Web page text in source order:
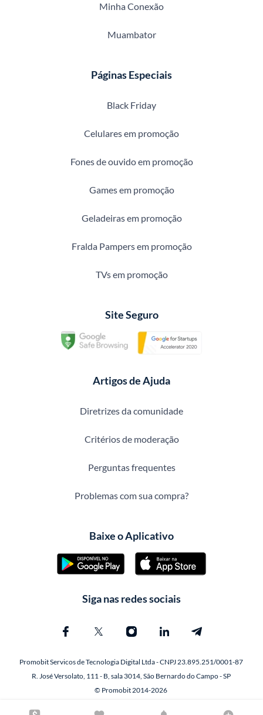
Minha Conexão
Muambator
Páginas Especiais
Black Friday
Celulares em promoção
Fones de ouvido em promoção
Games em promoção
Geladeiras em promoção
Fralda Pampers em promoção
TVs em promoção
Site Seguro
Artigos de Ajuda
Diretrizes da comunidade
Critérios de moderação
Perguntas frequentes
Problemas com sua compra?
Baixe o Aplicativo
Siga nas redes sociais
Promobit Servicos de Tecnologia Digital Ltda - CNPJ 23.895.251/0001-87
R. José Versolato, 111 - B, sala 3014, São Bernardo do Campo - SP
© Promobit 2014-2026